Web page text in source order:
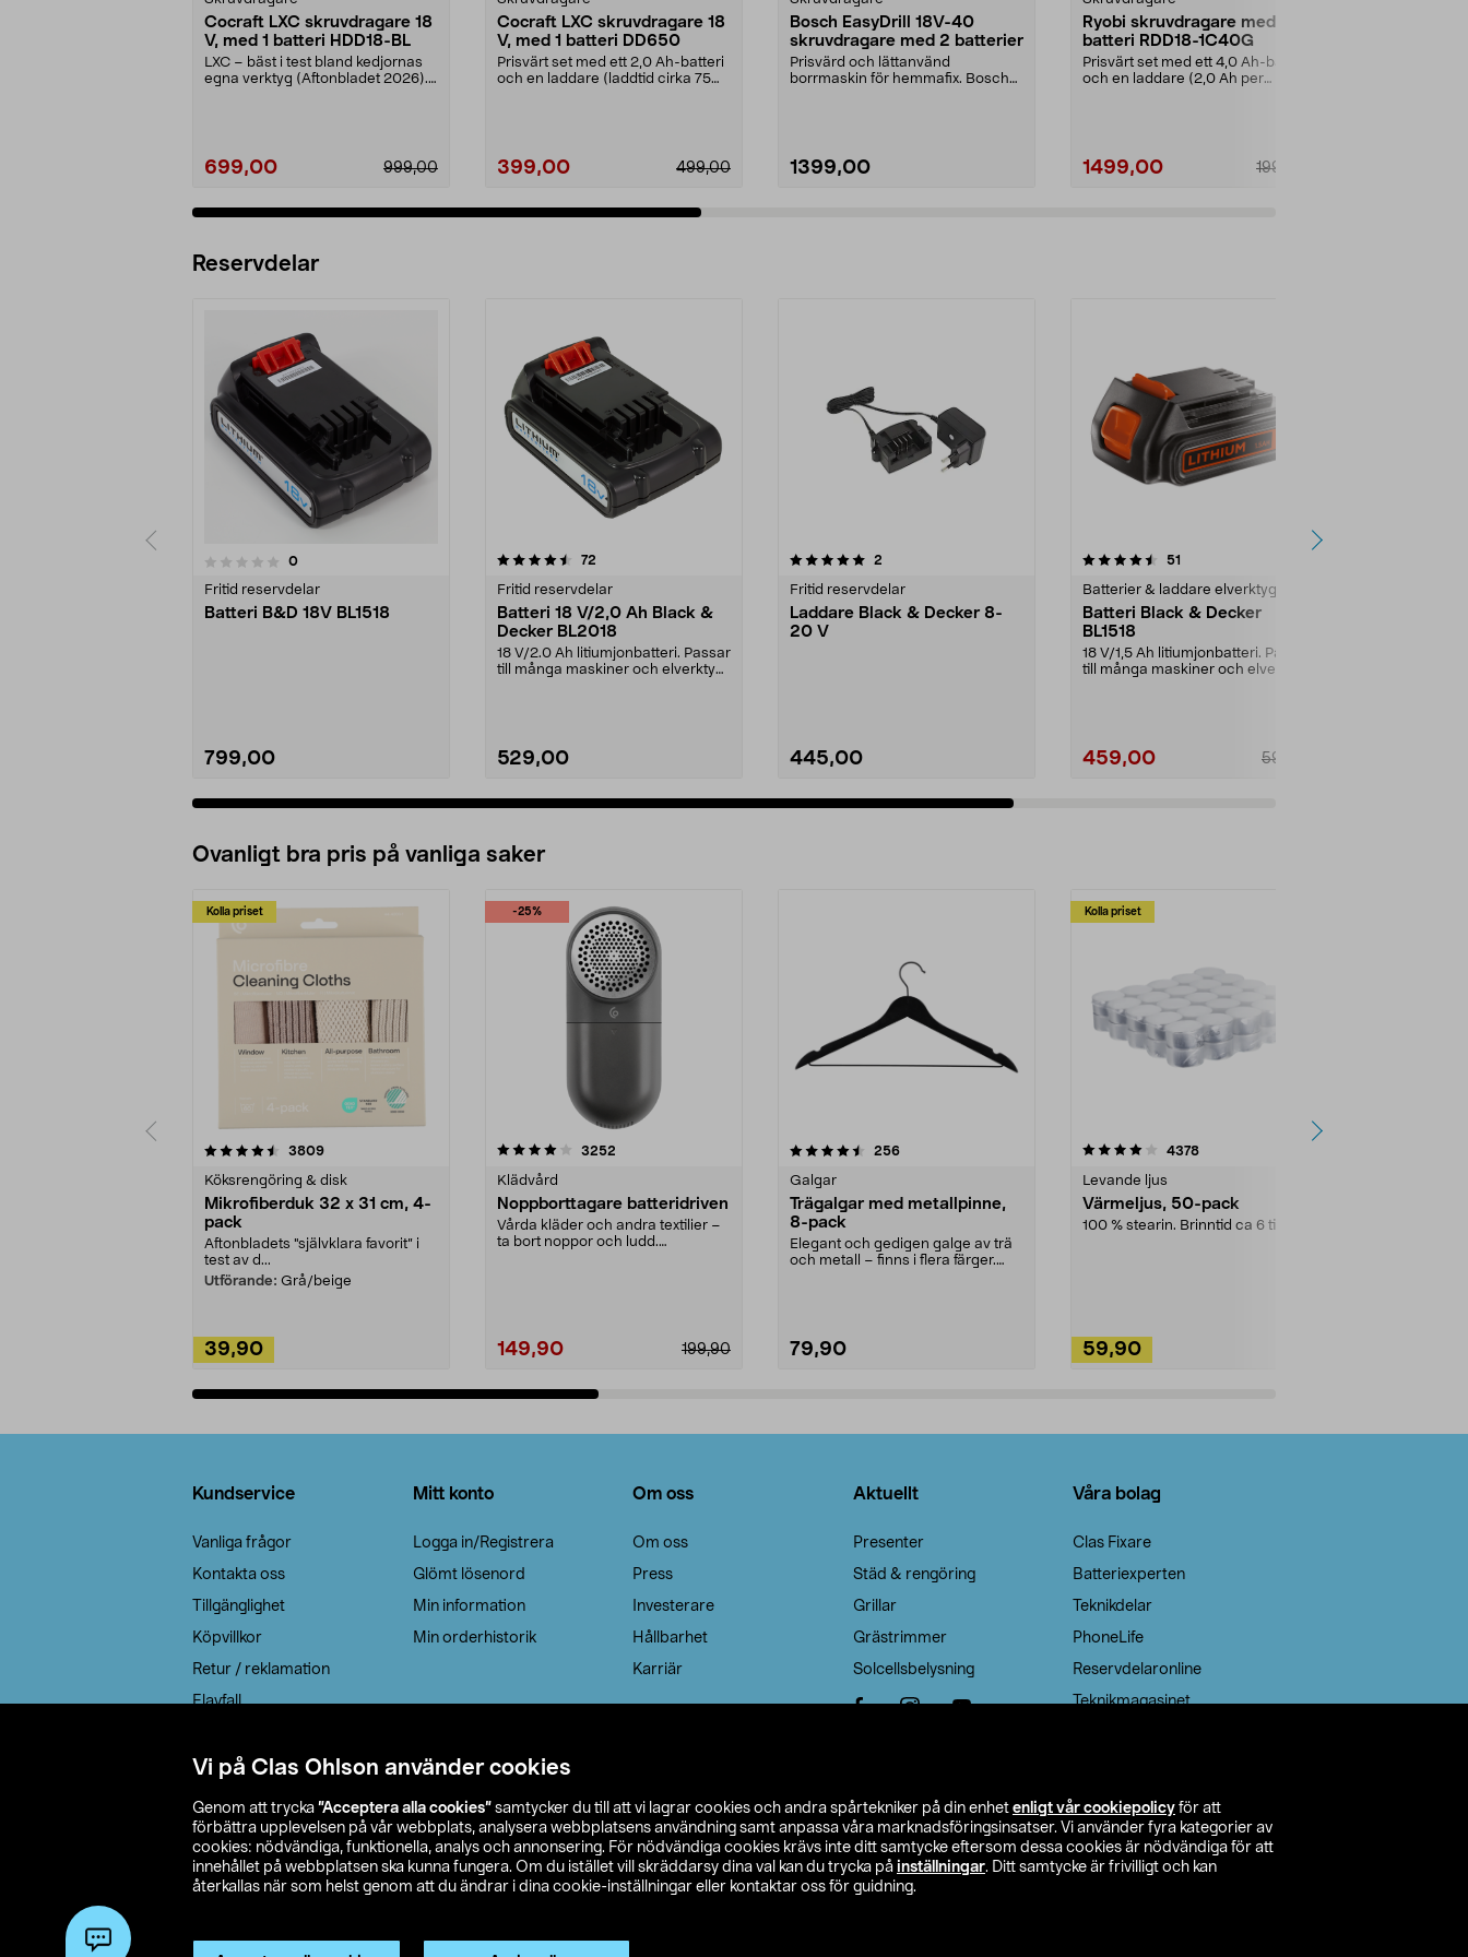
Vi på Clas Ohlson använder cookies
Genom att trycka ”Acceptera alla cookies” samtycker du till att vi lagrar cookies och andra spårtekniker på din enhet enligt vår cookiepolicy för att
förbättra upplevelsen på vår webbplats, analysera webbplatsens användning samt anpassa våra marknadsföringsinsatser. Vi använder fyra kategorier av
cookies: nödvändiga, funktionella, analys och annonsering. För nödvändiga cookies krävs inte ditt samtycke eftersom dessa cookies är nödvändiga för att
innehållet på webbplatsen ska kunna fungera. Om du istället vill skräddarsy dina val kan du trycka på inställningar. Ditt samtycke är frivilligt och kan
återkallas när som helst genom att du ändrar i dina cookie-inställningar eller kontaktar oss för guidning.
Cocraft LXC skruvdragare 18
V, med 1 batteri HDD18-BL
LXC – bäst i test bland kedjornas
egna verktyg (Aftonbladet 2026).
699,00 999,00
Cocraft LXC skruvdragare 18
V, med 1 batteri DD650
Prisvärt set med ett 2,0 Ah-batteri
och en laddare (laddtid cirka 75
399,00 499,00
Bosch EasyDrill 18V-40
skruvdragare med 2 batterier
Prisvärd och lättanvänd
borrmaskin för hemmafix. Bosch
1399,00
Ryobi skruvdragare med 1
batteri RDD18-1C40G
Prisvärt set med ett 4,0 Ah-batteri
och en laddare (2,0 Ah per
1499,00 1999,00
Reservdelar
0recensioner
Fritid reservdelar
Batteri B&D 18V BL1518
799,00
4.5av 5 stjärnor 72
Fritid reservdelar
Batteri 18 V/2,0 Ah Black &
Decker BL2018
18 V/2.0 Ah litiumjonbatteri. Passar
till många maskiner och elverktyg
529,00
5.0av 5 stjärnor 2
Fritid reservdelar
Laddare Black & Decker 8-
20 V
445,00
4.5av 5 stjärnor 51
Batterier & laddare elverktyg
Batteri Black & Decker
BL1518
18 V/1,5 Ah litiumjonbatteri. Passar
till många maskiner och elverktyg
599,00
459,00
4.5av 5 stjärnor
Ovanligt bra pris på vanliga saker
Kolla priset
3809recensioner
Köksrengöring & disk
Mikrofiberduk 32 x 31 cm, 4-
pack
Aftonbladets "självklara favorit” i
test av d...
Utförande: Grå/beige
39,90
-25%
4.0av 5 stjärnor 3252
Klädvård
Noppborttagare batteridriven
Vårda kläder och andra textilier –
ta bort noppor och ludd.
199,90
149,90
4.5av 5 stjärnor 256recensioner
Galgar
Trägalgar med metallpinne,
8-pack
Elegant och gedigen galge av trä
och metall – finns i flera färger.
79,90
Kolla priset
4.0av 5 stjärnor 4378recensioner
Levande ljus
Värmeljus, 50-pack
100 % stearin. Brinntid ca 6 tim.
59,90
4.5av 5 stjärnor
Kundservice
Vanliga frågor
Kontakta oss
Tillgänglighet
Köpvillkor
Retur / reklamation
Elavfall
Leveransalternativ
Mitt konto
Logga in/Registrera
Glömt lösenord
Min information
Min orderhistorik
Om oss
Om oss
Press
Investerare
Hållbarhet
Karriär
Aktuellt
Presenter
Städ & rengöring
Grillar
Grästrimmer
Solcellsbelysning
Våra bolag
Clas Fixare
Batteriexperten
Teknikdelar
PhoneLife
Reservdelaronline
Teknikmagasinet